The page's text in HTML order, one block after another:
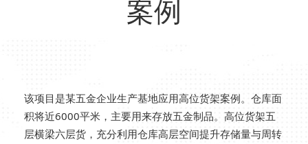
案例
该项目是某五金企业生产基地应用高位货架案例。仓库面
积将近6000平米，主要用来存放五金制品。高位货架五
层横梁六层货，充分利用仓库高层空间提升存储量与周转